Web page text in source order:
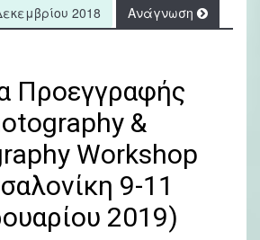
2018 Ανάγνωση
Προεγγραφής
&
Workshop
9-11
2019)